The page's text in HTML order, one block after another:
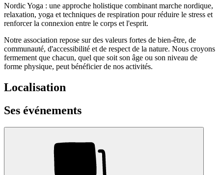
Nordic Yoga : une approche holistique combinant marche nordique,
relaxation, yoga et techniques de respiration pour réduire le stress et
renforcer la connexion entre le corps et l'esprit.
Notre association repose sur des valeurs fortes de bien-être, de
communauté, d'accessibilité et de respect de la nature. Nous croyons
fermement que chacun, quel que soit son âge ou son niveau de
forme physique, peut bénéficier de nos activités.
Localisation
Ses événements